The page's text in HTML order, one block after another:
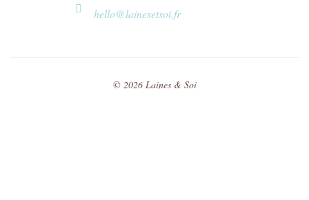
© 2026Laines & Soi
hello@lainesetsoi.fr